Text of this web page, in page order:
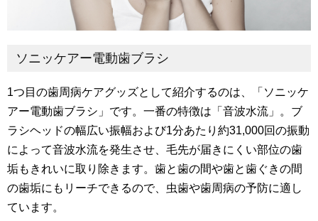
ソニッケアー電動歯ブラシ
1つ目の歯周病ケアグッズとして紹介するのは、「ソニッケ
アー電動歯ブラシ」です。一番の特徴は「音波水流」。ブ
ラシヘッドの幅広い振幅および1分あたり約31,000回の振動
によって音波水流を発生させ、毛先が届きにくい部位の歯
垢もきれいに取り除きます。歯と歯の間や歯と歯ぐきの間
の歯垢にもリーチできるので、虫歯や歯周病の予防に適し
ています。